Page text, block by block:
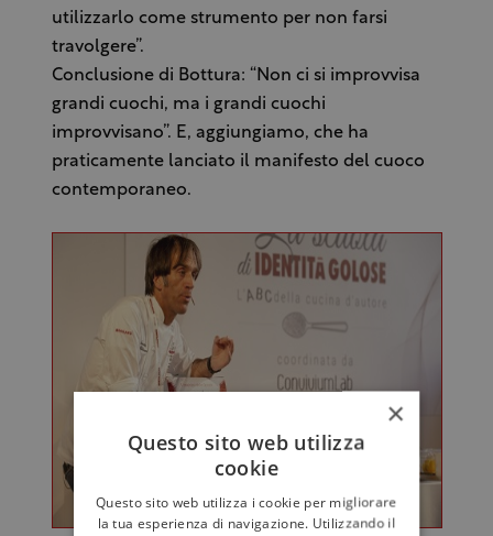
utilizzarlo come strumento per non farsi
travolgere”.
Conclusione di Bottura: “Non ci si improvvisa
grandi cuochi, ma i grandi cuochi
improvvisano”. E, aggiungiamo, che ha
praticamente lanciato il manifesto del cuoco
contemporaneo.
×
Questo sito web utilizza
cookie
Questo sito web utilizza i cookie per migliorare
la tua esperienza di navigazione. Utilizzando il